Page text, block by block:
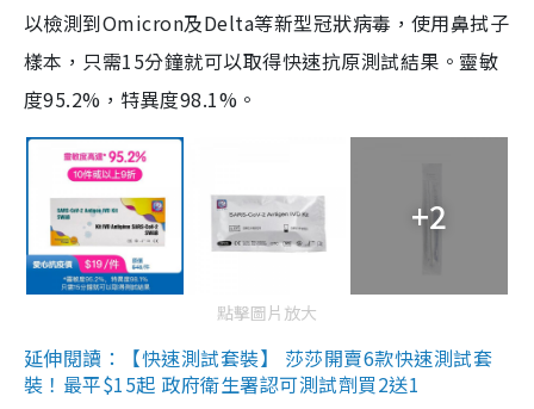
以檢測到Omicron及Delta等新型冠狀病毒，使用鼻拭子
樣本，只需15分鐘就可以取得快速抗原測試結果。靈敏
度95.2%，特異度98.1%。
+2
點擊圖片放大
延伸閱讀：【快速測試套裝】 莎莎開賣6款快速測試套
裝！最平$15起 政府衛生署認可測試劑買2送1